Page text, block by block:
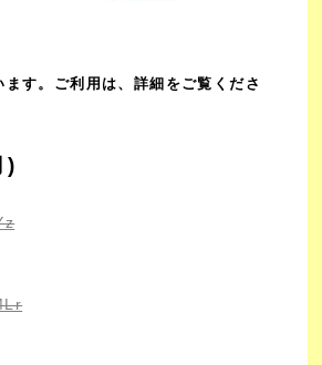
す。ご利用は、詳細をご覧くださ
)